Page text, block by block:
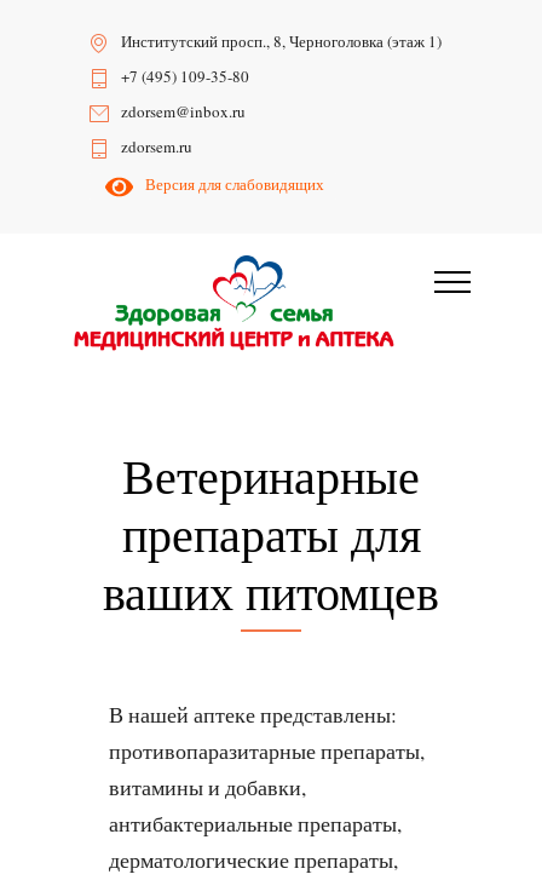
Институтский просп., 8, Черноголовка (этаж 1)
+7 (495) 109-35-80
zdorsem@inbox.ru
zdorsem.ru
Версия для слабовидящих
Ветеринарные
препараты для
ваших питомцев
В нашей аптеке представлены:
противопаразитарные препараты,
витамины и добавки,
антибактериальные препараты,
дерматологические препараты,